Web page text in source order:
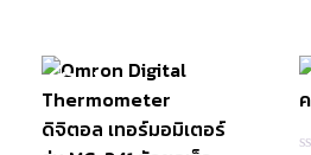
มีสินค้า